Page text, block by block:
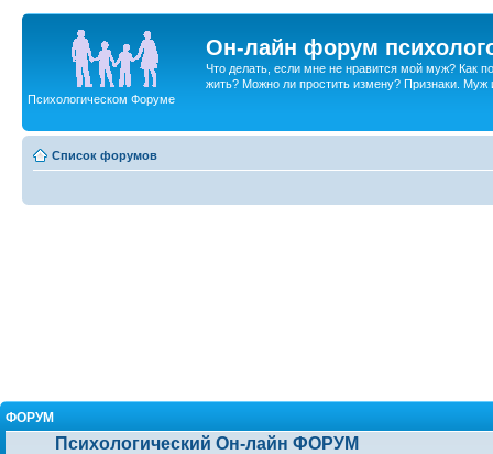
Он-лайн форум
Что делать, если мне не нравится мой муж? Как
жить? Можно ли простить измену? Признаки. Муж
Психологическом Форуме
Список форумов
ФОРУМ
Психологический Он-лайн ФОРУМ